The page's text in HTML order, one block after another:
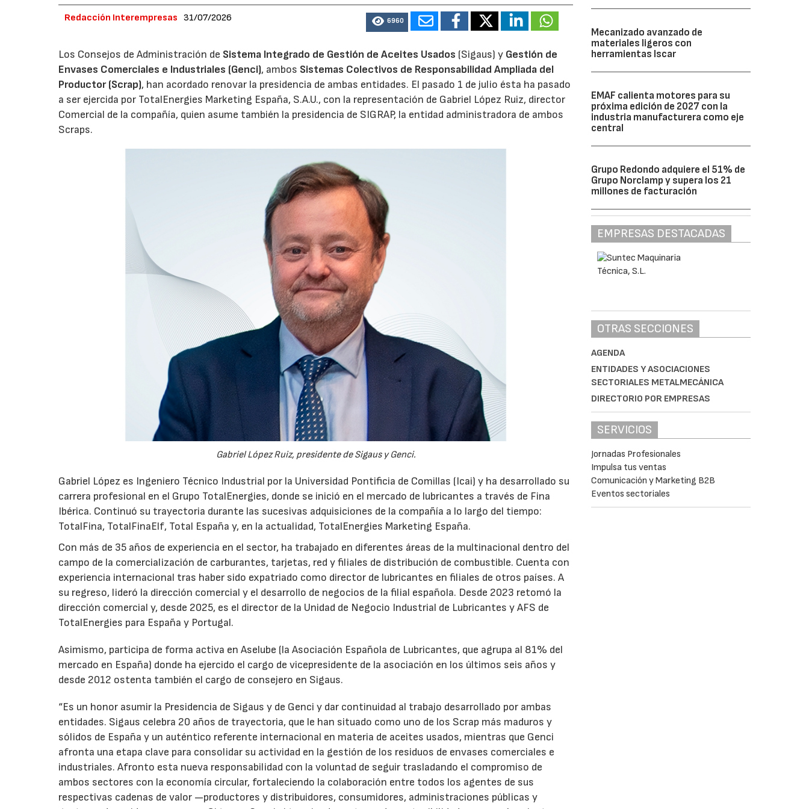
Redacción Interempresas 31/07/2026 6960
Los Consejos de Administración de Sistema Integrado de Gestión de Aceites Usados (Sigaus) y Gestión de
Envases Comerciales e Industriales (Genci), ambos Sistemas Colectivos de Responsabilidad Ampliada del
Productor (Scrap), han acordado renovar la presidencia de ambas entidades. El pasado 1 de julio ésta ha pasado
a ser ejercida por TotalEnergies Marketing España, S.A.U., con la representación de Gabriel López Ruiz, director
Comercial de la compañía, quien asume también la presidencia de SIGRAP, la entidad administradora de ambos
Scraps.
Gabriel López Ruiz, presidente de Sigaus y Genci.
Gabriel López es Ingeniero Técnico Industrial por la Universidad Pontificia de Comillas (Icai) y ha desarrollado su
carrera profesional en el Grupo TotalEnergies, donde se inició en el mercado de lubricantes a través de Fina
Ibérica. Continuó su trayectoria durante las sucesivas adquisiciones de la compañía a lo largo del tiempo:
TotalFina, TotalFinaElf, Total España y, en la actualidad, TotalEnergies Marketing España.
Con más de 35 años de experiencia en el sector, ha trabajado en diferentes áreas de la multinacional dentro del
campo de la comercialización de carburantes, tarjetas, red y filiales de distribución de combustible. Cuenta con
experiencia internacional tras haber sido expatriado como director de lubricantes en filiales de otros países. A
su regreso, lideró la dirección comercial y el desarrollo de negocios de la filial española. Desde 2023 retomó la
dirección comercial y, desde 2025, es el director de la Unidad de Negocio Industrial de Lubricantes y AFS de
TotalEnergies para España y Portugal.
Asimismo, participa de forma activa en Aselube (la Asociación Española de Lubricantes, que agrupa al 81% del
mercado en España) donde ha ejercido el cargo de vicepresidente de la asociación en los últimos seis años y
desde 2012 ostenta también el cargo de consejero en Sigaus.
“Es un honor asumir la Presidencia de Sigaus y de Genci y dar continuidad al trabajo desarrollado por ambas
entidades. Sigaus celebra 20 años de trayectoria, que le han situado como uno de los Scrap más maduros y
sólidos de España y un auténtico referente internacional en materia de aceites usados, mientras que Genci
afronta una etapa clave para consolidar su actividad en la gestión de los residuos de envases comerciales e
industriales. Afronto esta nueva responsabilidad con la voluntad de seguir trasladando el compromiso de
ambos sectores con la economía circular, fortaleciendo la colaboración entre todos los agentes de sus
respectivas cadenas de valor —productores y distribuidores, consumidores, administraciones públicas y
Mecanizado avanzado de
materiales ligeros con
herramientas Iscar
EMAF calienta motores para su
próxima edición de 2027 con la
industria manufacturera como eje
central
Grupo Redondo adquiere el 51% de
Grupo Norclamp y supera los 21
millones de facturación
EMPRESAS DESTACADAS
OTRAS SECCIONES
AGENDA
ENTIDADES Y ASOCIACIONES
SECTORIALES METALMECÁNICA
DIRECTORIO POR EMPRESAS
SERVICIOS
Jornadas Profesionales
Impulsa tus ventas
Comunicación y Marketing B2B
Eventos sectoriales